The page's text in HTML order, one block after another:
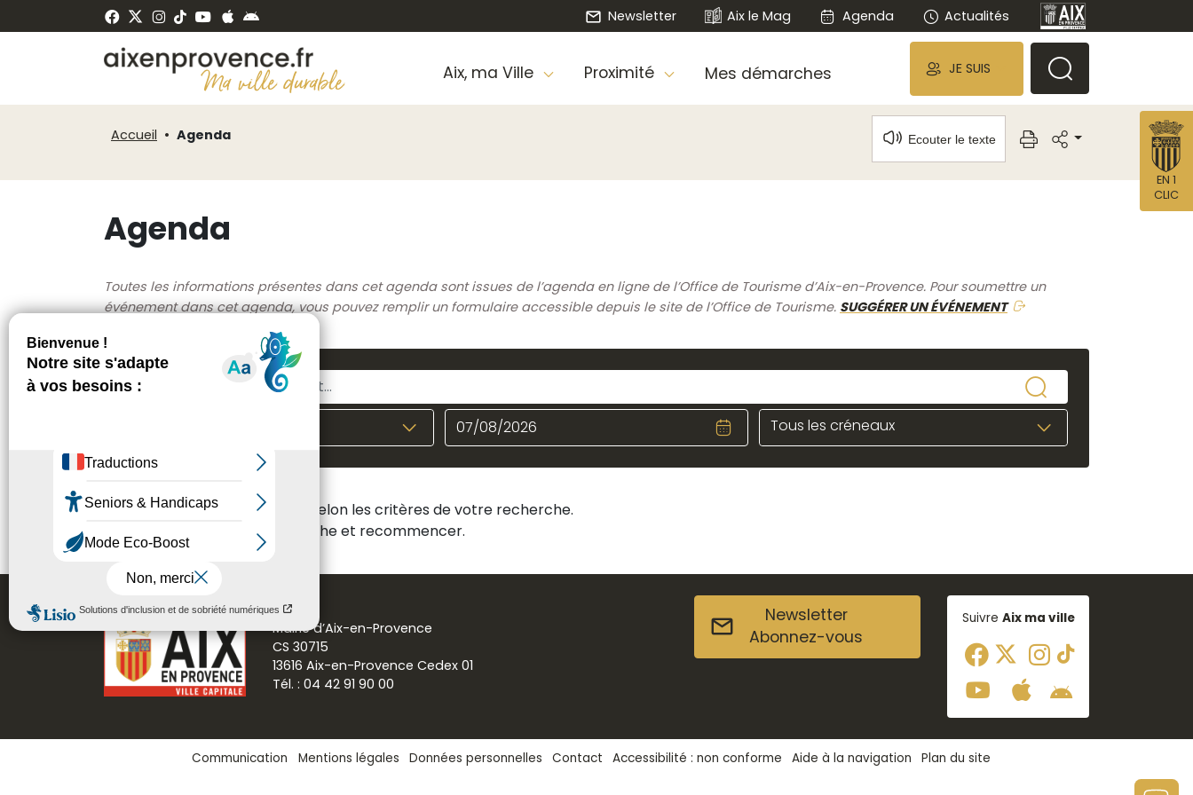
Newsletter Aix le Mag Agenda Actualités
Aix, ma Ville Proximité Mes démarches JE SUIS
Accueil Agenda Ecouter le texte
Agenda
Toutes les informations présentes dans cet agenda sont issues de l’agenda en ligne de l’Office de Tourisme d’Aix-en-Provence. Pour soumettre un
événement dans cet agenda, vous pouvez remplir un formulaire accessible depuis le site de l’Office de Tourisme. SUGGÉRER UN ÉVÉNEMENT
Tous les créneaux
Aucun résultat n'a été trouvé selon les critères de votre recherche.
Veuillez modifier votre recherche et recommencer.
Mairie d’Aix-en-Provence
CS 30715
13616 Aix-en-Provence Cedex 01
Tél. : 04 42 91 90 00
Newsletter
Abonnez-vous
Suivre Aix ma ville
Communication Mentions légales Données personnelles Contact Accessibilité : non conforme Aide à la navigation Plan du site
EN 1
CLIC
de
Panneau de gestion des cookies